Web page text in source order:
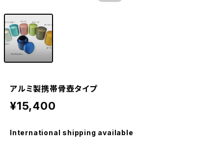
アルミ製携帯骨壺タイプ
¥15,400
International shipping available